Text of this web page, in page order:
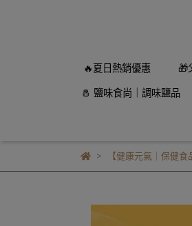
🔥夏日熱銷優惠 🎁
🧂 鹽味食尚｜調味鹽品
【健康元氣｜保健